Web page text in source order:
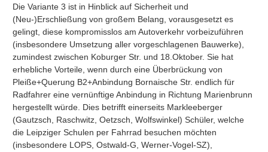
Die Variante 3 ist in Hinblick auf Sicherheit und
(Neu-)Erschließung von großem Belang, vorausgesetzt es
gelingt, diese kompromisslos am Autoverkehr vorbeizuführen
(insbesondere Umsetzung aller vorgeschlagenen Bauwerke),
zumindest zwischen Koburger Str. und 18.Oktober. Sie hat
erhebliche Vorteile, wenn durch eine Überbrückung von
Pleiße+Querung B2+Anbindung Bornaische Str. endlich für
Radfahrer eine vernünftige Anbindung in Richtung Marienbrunn
hergestellt würde. Dies betrifft einerseits Markleeberger
(Gautzsch, Raschwitz, Oetzsch, Wolfswinkel) Schüler, welche
die Leipziger Schulen per Fahrrad besuchen möchten
(insbesondere LOPS, Ostwald-G, Werner-Vogel-SZ),